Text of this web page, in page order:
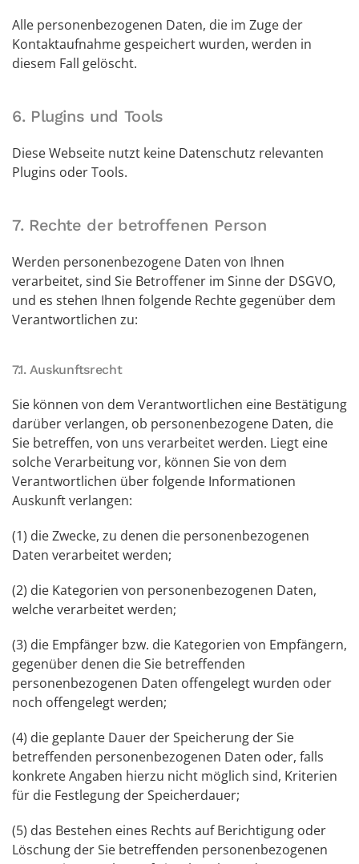
Alle personenbezogenen Daten, die im Zuge der
Kontaktaufnahme gespeichert wurden, werden in
diesem Fall gelöscht.
6. Plugins und Tools
Diese Webseite nutzt keine Datenschutz relevanten
Plugins oder Tools.
7. Rechte der betroffenen Person
Werden personenbezogene Daten von Ihnen
verarbeitet, sind Sie Betroffener im Sinne der DSGVO,
und es stehen Ihnen folgende Rechte gegenüber dem
Verantwortlichen zu:
7.1. Auskunftsrecht
Sie können von dem Verantwortlichen eine Bestätigung
darüber verlangen, ob personenbezogene Daten, die
Sie betreffen, von uns verarbeitet werden. Liegt eine
solche Verarbeitung vor, können Sie von dem
Verantwortlichen über folgende Informationen
Auskunft verlangen:
(1) die Zwecke, zu denen die personenbezogenen
Daten verarbeitet werden;
(2) die Kategorien von personenbezogenen Daten,
welche verarbeitet werden;
(3) die Empfänger bzw. die Kategorien von Empfängern,
gegenüber denen die Sie betreffenden
personenbezogenen Daten offengelegt wurden oder
noch offengelegt werden;
(4) die geplante Dauer der Speicherung der Sie
betreffenden personenbezogenen Daten oder, falls
konkrete Angaben hierzu nicht möglich sind, Kriterien
für die Festlegung der Speicherdauer;
(5) das Bestehen eines Rechts auf Berichtigung oder
Löschung der Sie betreffenden personenbezogenen